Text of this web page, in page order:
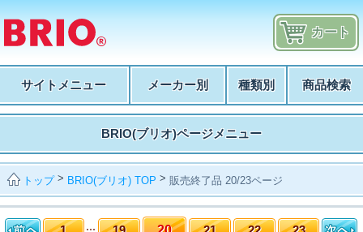
カート
サイトメニュー メーカー別 種類別 商品検索
BRIO(ブリオ)ページメニュー
トップ> BRIO(ブリオ) TOP >販売終了品 20/23ページ